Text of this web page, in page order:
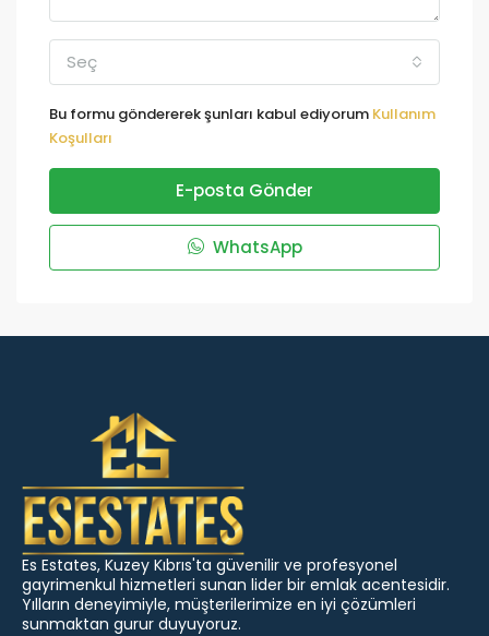
Seç
Bu formu göndererek şunları kabul ediyorum Kullanım
Koşulları
E-posta Gönder
WhatsApp
Es Estates, Kuzey Kıbrıs'ta güvenilir ve profesyonel
gayrimenkul hizmetleri sunan lider bir emlak acentesidir.
Yılların deneyimiyle, müşterilerimize en iyi çözümleri
sunmaktan gurur duyuyoruz.